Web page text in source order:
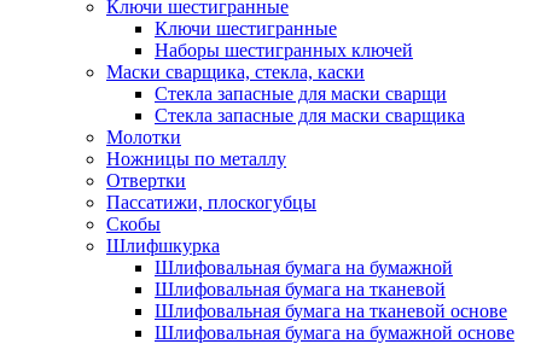
Ключи шестигранные
Ключи шестигранные
Наборы шестигранных ключей
Маски сварщика, стекла, каски
Стекла запасные для маски сварщи
Стекла запасные для маски сварщика
Молотки
Ножницы по металлу
Отвертки
Пассатижи, плоскогубцы
Скобы
Шлифшкурка
Шлифовальная бумага на бумажной
Шлифовальная бумага на тканевой
Шлифовальная бумага на тканевой основе
Шлифовальная бумага на бумажной основе